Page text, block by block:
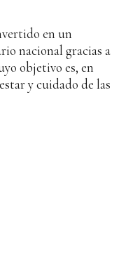
en un
nacional gracias a
objetivo es, en
y cuidado de las